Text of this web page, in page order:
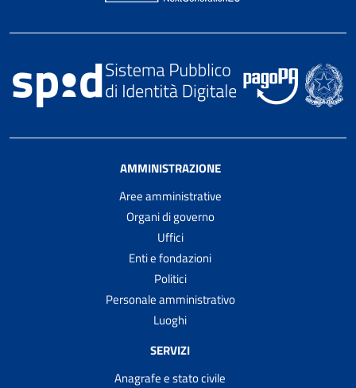
AMMINISTRAZIONE
Aree amministrative
Organi di governo
Uffici
Enti e fondazioni
Politici
Personale amministrativo
Luoghi
SERVIZI
Anagrafe e stato civile